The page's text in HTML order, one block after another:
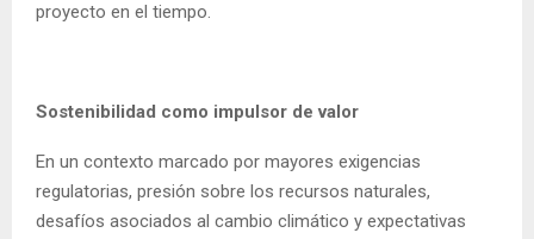
proyecto en el tiempo.
Sostenibilidad como impulsor de valor
En un contexto marcado por mayores exigencias
regulatorias, presión sobre los recursos naturales,
desafíos asociados al cambio climático y expectativas